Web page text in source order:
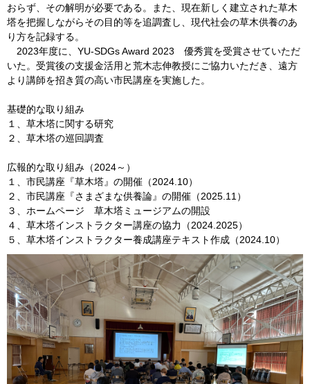
おらず、その解明が必要である。また、現在新しく建立された草木
塔を把握しながらその目的等を追調査し、現代社会の草木供養のあ
り方を記録する。
2023年度に、YU-SDGs Award 2023 優秀賞を受賞させていただ
いた。受賞後の支援金活用と荒木志伸教授にご協力いただき、遠方
より講師を招き質の高い市民講座を実施した。
基礎的な取り組み
１、草木塔に関する研究
２、草木塔の巡回調査
広報的な取り組み（2024～）
１、市民講座『草木塔』の開催（2024.10）
２、市民講座『さまざまな供養論』の開催（2025.11）
３、ホームページ 草木塔ミュージアムの開設
４、草木塔インストラクター講座の協力（2024.2025）
５、草木塔インストラクター養成講座テキスト作成（2024.10）